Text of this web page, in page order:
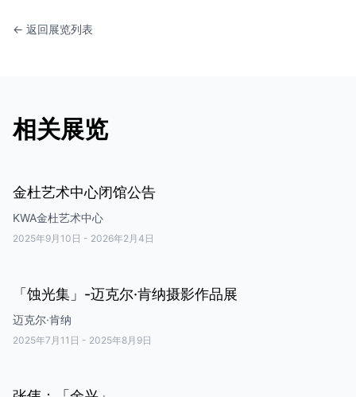
← 返回展览列表
相关展览
金杜艺术中心闭馆公告
KWA金杜艺术中心
2025年9月10日 - 2026年2月4日
「蚀光集」-迈克尔·肯纳摄影作品展
迈克尔·肯纳
2025年7月11日 - 2025年8月9日